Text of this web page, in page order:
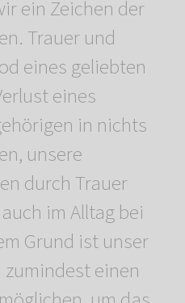
ein Zeichen der
Trauer und
eines geliebten
eines
in nichts
unsere
durch Trauer
im Alltag bei
Grund ist unser
einen